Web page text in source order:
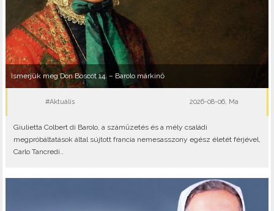
Ismerjük meg Don Boscót 14. – Barolo márkinő
#Aktuális 2026-08-06, Ma
Giulietta Colbert di Barolo, a száműzetés és a mély családi
megpróbáltatások által sújtott francia nemesasszony egész életét férjével,
Carlo Tancredi..